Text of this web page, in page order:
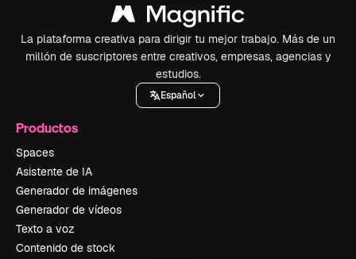
La plataforma creativa para dirigir tu mejor trabajo. Más de un
millón de suscriptores entre creativos, empresas, agencias y
estudios.
Español
Productos
Spaces
Asistente de IA
Generador de imágenes
Generador de vídeos
Texto a voz
Contenido de stock